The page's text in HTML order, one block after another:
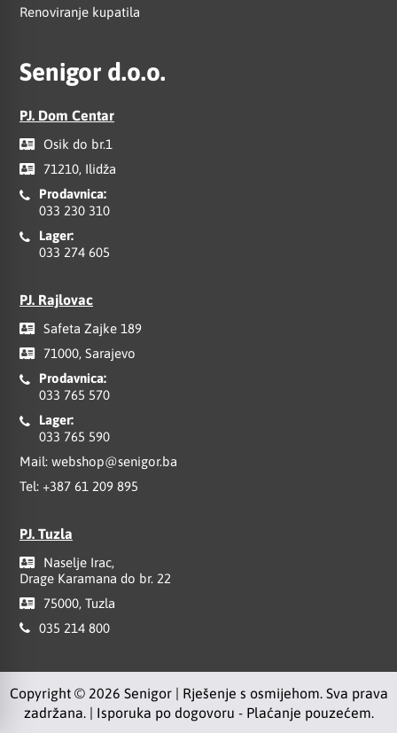
Renoviranje kupatila
Senigor d.o.o.
PJ. Dom Centar
Osik do br.1
71210, Ilidža
Prodavnica:
033 230 310
Lager:
033 274 605
PJ. Rajlovac
Safeta Zajke 189
71000, Sarajevo
Prodavnica:
033 765 570
Lager:
033 765 590
Mail: webshop@senigor.ba
Tel: +387 61 209 895
PJ. Tuzla
Naselje Irac,
Drage Karamana do br. 22
75000, Tuzla
035 214 800
Copyright © 2026 Senigor | Rješenje s osmijehom. Sva prava
zadržana. | Isporuka po dogovoru - Plaćanje pouzećem.